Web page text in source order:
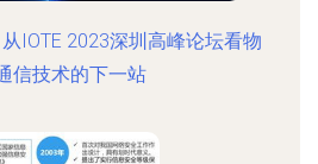
IOTE 2023深圳高峰论坛看物
信技术的下一站